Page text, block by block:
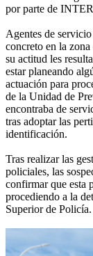
por parte de
Agentes de
concreto en la
su actitud les
estar planeando
actuación para
de la Unidad de
encontraba de
tras adoptar las
identificación.
Tras realizar las
policiales, las
confirmar que esta
procediendo a la
Superior de Policía.